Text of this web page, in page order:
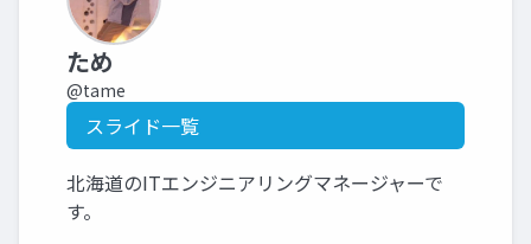
ため
@tame
スライド一覧
北海道のITエンジニアリングマネージャーで
す。